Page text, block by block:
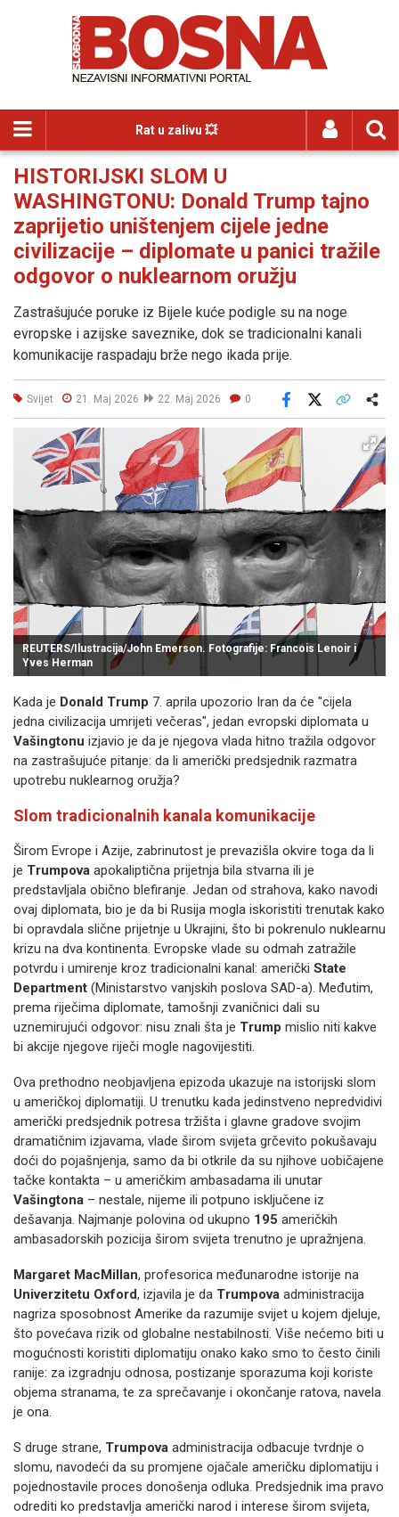
Rat u zalivu 💥
HISTORIJSKI SLOM U
WASHINGTONU: Donald Trump tajno
zaprijetio uništenjem cijele jedne
civilizacije – diplomate u panici tražile
odgovor o nuklearnom oružju
Zastrašujuće poruke iz Bijele kuće podigle su na noge
evropske i azijske saveznike, dok se tradicionalni kanali
komunikacije raspadaju brže nego ikada prije.
Svijet 21. Maj 2026 22. Maj 2026 0
Facebook
REUTERS/Ilustracija/John Emerson. Fotografije: Francois Lenoir i
Yves Herman
Kada je Donald Trump 7. aprila upozorio Iran da će "cijela
jedna civilizacija umrijeti večeras", jedan evropski diplomata u
Vašingtonu izjavio je da je njegova vlada hitno tražila odgovor
na zastrašujuće pitanje: da li američki predsjednik razmatra
upotrebu nuklearnog oružja?
Slom tradicionalnih kanala komunikacije
Širom Evrope i Azije, zabrinutost je prevazišla okvire toga da li
je Trumpova apokaliptična prijetnja bila stvarna ili je
predstavljala obično blefiranje. Jedan od strahova, kako navodi
ovaj diplomata, bio je da bi Rusija mogla iskoristiti trenutak kako
bi opravdala slične prijetnje u Ukrajini, što bi pokrenulo nuklearnu
krizu na dva kontinenta. Evropske vlade su odmah zatražile
potvrdu i umirenje kroz tradicionalni kanal: američki State
Department (Ministarstvo vanjskih poslova SAD-a). Međutim,
prema riječima diplomate, tamošnji zvaničnici dali su
uznemirujući odgovor: nisu znali šta je Trump mislio niti kakve
bi akcije njegove riječi mogle nagovijestiti.
Ova prethodno neobjavljena epizoda ukazuje na istorijski slom
u američkoj diplomatiji. U trenutku kada jedinstveno nepredvidivi
američki predsjednik potresa tržišta i glavne gradove svojim
dramatičnim izjavama, vlade širom svijeta grčevito pokušavaju
doći do pojašnjenja, samo da bi otkrile da su njihove uobičajene
tačke kontakta – u američkim ambasadama ili unutar
Vašingtona – nestale, nijeme ili potpuno isključene iz
dešavanja. Najmanje polovina od ukupno 195 američkih
ambasadorskih pozicija širom svijeta trenutno je upražnjena.
Margaret MacMillan, profesorica međunarodne istorije na
Univerzitetu Oxford, izjavila je da Trumpova administracija
nagriza sposobnost Amerike da razumije svijet u kojem djeluje,
što povećava rizik od globalne nestabilnosti. Više nećemo biti u
mogućnosti koristiti diplomatiju onako kako smo to često činili
ranije: za izgradnju odnosa, postizanje sporazuma koji koriste
objema stranama, te za sprečavanje i okončanje ratova, navela
je ona.
S druge strane, Trumpova administracija odbacuje tvrdnje o
slomu, navodeći da su promjene ojačale američku diplomatiju i
pojednostavile proces donošenja odluka. Predsjednik ima pravo
odrediti ko predstavlja američki narod i interese širom svijeta,